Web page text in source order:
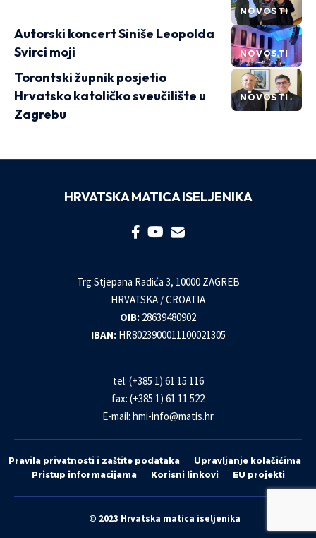
NOVOSTI
NOVOSTI
Autorski koncert Siniše Leopolda
Svirci moji
NOVOSTI
Torontski župnik posjetio
Hrvatsko katoličko sveučilište u
Zagrebu
HRVATSKA MATICA ISELJENIKA
Trg Stjepana Radića 3, 10000 ZAGREB
HRVATSKA / CROATIA
OIB: 28639480902
IBAN: HR8023900011100021305
tel: (+385 1) 61 15 116
fax: (+385 1) 61 11 522
E-mail: hmi-info@matis.hr
Pravila privatnosti i zaštite podataka
Upravljanje kolačićima
Pristup informacijama
Korisni linkovi EU projekti
© 2023 Hrvatska matica iseljenika